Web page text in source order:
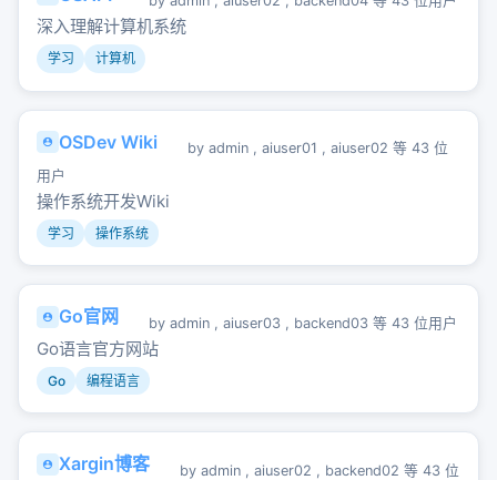
深入理解计算机系统
学习 计算机
OSDev Wiki by admin , aiuser01 , aiuser02 等 43 位
用户
操作系统开发Wiki
学习 操作系统
Go官网 by admin , aiuser03 , backend03 等 43 位用户
Go语言官方网站
Go 编程语言
Xargin博客 by admin , aiuser02 , backend02 等 43 位